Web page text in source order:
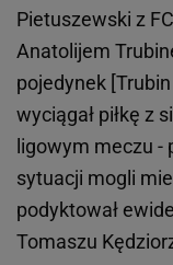
Pietuszewski z
Anatolijem
pojedynek
wyciągał piłkę z
ligowym meczu -
sytuacji mogli
podyktował
Tomaszu